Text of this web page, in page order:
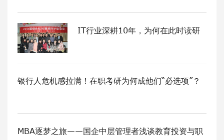
IT行业深耕10年，为何在此时读研
银行人危机感拉满！在职考研为何成他们“必选项”？
MBA逐梦之旅——国企中层管理者浅谈教育投资与职